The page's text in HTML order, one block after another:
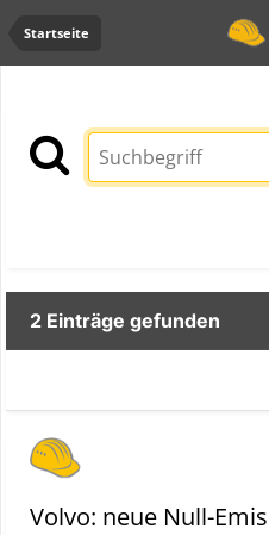
Startseite
2 Einträge gefunden
Volvo: neue Null-